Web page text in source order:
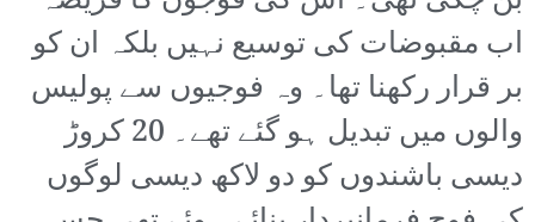
اب مقبوضات کی توسیع نہیں بلکہ ان کو
بر قرار رکھنا تھا۔ وہ فوجیوں سے پولیس
والوں میں تبدیل ہو گئے تھے۔ 20 کروڑ
دیسی باشندوں کو دو لاکھ دیسی لوگوں